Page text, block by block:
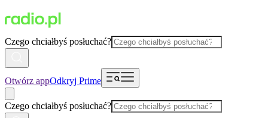
Czego chciałbyś posłuchać?
Otwórz appOdkryj Prime
Czego chciałbyś posłuchać?